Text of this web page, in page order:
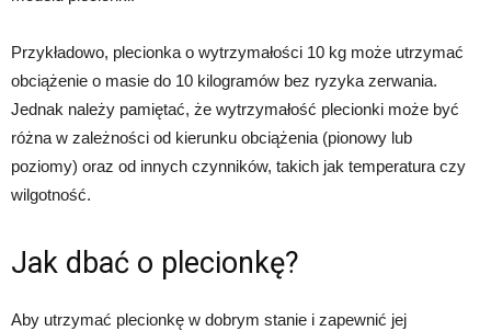
Przykładowo, plecionka o wytrzymałości 10 kg może utrzymać
obciążenie o masie do 10 kilogramów bez ryzyka zerwania.
Jednak należy pamiętać, że wytrzymałość plecionki może być
różna w zależności od kierunku obciążenia (pionowy lub
poziomy) oraz od innych czynników, takich jak temperatura czy
wilgotność.
Jak dbać o plecionkę?
Aby utrzymać plecionkę w dobrym stanie i zapewnić jej